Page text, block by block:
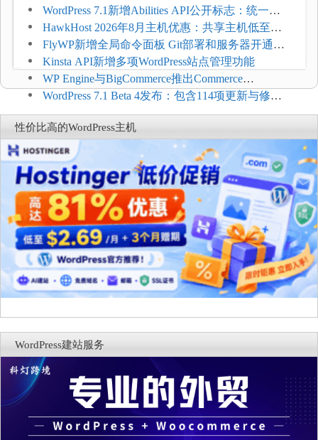
加方法
WordPress 7.1新增Abilities API公开标志：统一支
持REST API、MCP与AI代理
HawkHost 2026年8月主机优惠：共享主机低至
$2.61/月，高性能主机同步折扣
FlyWP新增全局命令面板 Git部署和服务器开通更
方便
Kinsta API新增多项WordPress站点管理功能
WP Engine与BigCommerce推出Commerce
Connect：WordPress商店可保留前台体验并扩展电
商能力
WordPress 7.1 Beta 4发布：包含114项更新与修
复，仅建议在测试环境体验
性价比高的WordPress主机
WordPress建站服务